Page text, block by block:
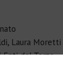
Laura Moretti
Enti del Terzo